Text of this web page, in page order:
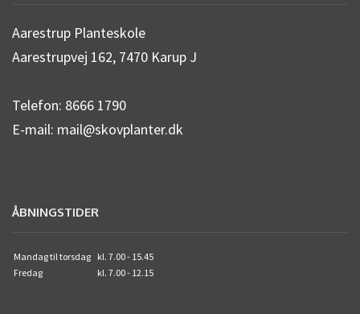
Aarestrup Planteskole
Aarestrupvej 162, 7470 Karup J
Telefon: 8666 1790
E-mail: mail@skovplanter.dk
ÅBNINGSTIDER
Mandag til torsdag kl. 7.00 - 15.45
Fredag
kl. 7.00 - 12.15